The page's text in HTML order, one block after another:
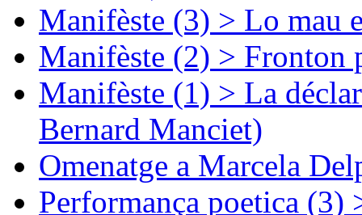
Manifèste (3) > Lo mau
Manifèste (2) > Fronton
Manifèste (1) > La
Bernard Manciet)
Omenatge a Marcela
Performança poetica (3)